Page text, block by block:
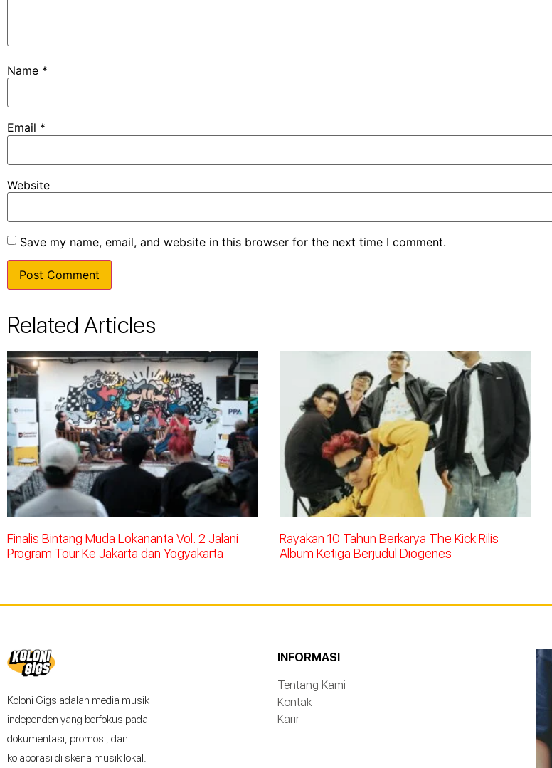
Name *
Email *
Website
Save my name, email, and website in this browser for the next time I comment.
Related Articles
Finalis Bintang Muda Lokananta Vol. 2 Jalani
Program Tour Ke Jakarta dan Yogyakarta
Rayakan 10 Tahun Berkarya The Kick Rilis
Album Ketiga Berjudul Diogenes
Koloni Gigs adalah media musik
independen yang berfokus pada
dokumentasi, promosi, dan
kolaborasi di skena musik lokal.
INFORMASI
Tentang Kami
Kontak
Karir